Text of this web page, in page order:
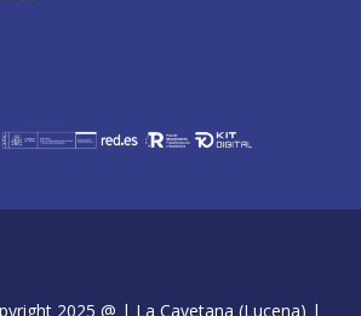
2025 @ | La Cayetana (Lucena) |